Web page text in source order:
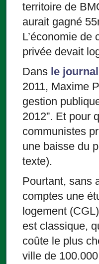
territoire de
aurait gagné
L’économie de
privée devait
Dans le
2011, Maxime
gestion
2012”. Et pour
communistes
une baisse du
texte).
Pourtant, sans
comptes une
logement
est classique,
coûte le plus
ville de